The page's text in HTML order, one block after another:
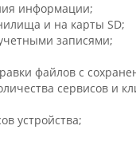
информации;
и на карты SD;
записями;
файлов с
сервисов и
устройства;